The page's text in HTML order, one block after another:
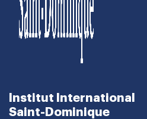
Institut International
Saint-Dominique